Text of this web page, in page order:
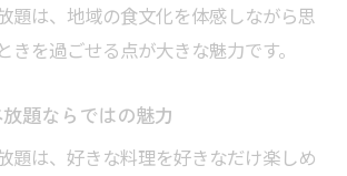
題は、地域の食文化を体感しながら思
きを過ごせる点が大きな魅力です。
題ならではの魅力
題は、好きな料理を好きなだけ楽しめ